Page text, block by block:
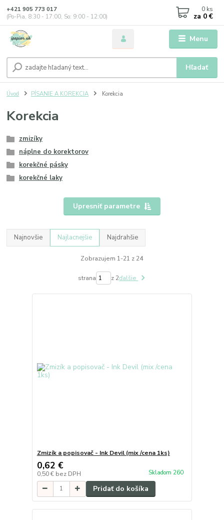
Menu
Hľadať
+421 905 773 017
(Po-Pia, 8:30 - 17:00, So: 9:00 - 12:00)
0 ks
za 0 €
Úvod PÍSANIE A KOREKCIA Korekcia
Korekcia
zmizíky
náplne do korektorov
korekčné pásky
korekčné laky
Upresniť parametre
Najnovšie Najlacnejšie Najdrahšie
Zobrazujem 1-21 z 24
strana z 2ďalšie
Zmizík a popisovač - Ink Devil (mix /cena 1ks)
0,62 €
0,50 € bez DPH Skladom 260
Pridať do košíka